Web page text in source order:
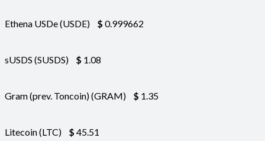
Ethena USDe (USDE) $ 0.999662
sUSDS (SUSDS) $ 1.08
Gram (prev. Toncoin) (GRAM) $ 1.35
Litecoin (LTC) $ 45.51